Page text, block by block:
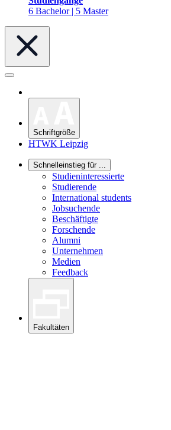
6 Bachelor | 5 Master
Schriftgröße
HTWK Leipzig
Schnelleinstieg für ...
Studieninteressierte
Studierende
International students
Jobsuchende
Beschäftigte
Forschende
Alumni
Unternehmen
Medien
Feedback
Fakultäten